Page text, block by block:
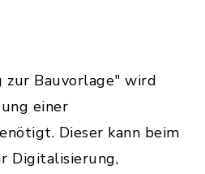
zur Bauvorlage" wird
einer
Dieser kann beim
Digitalisierung,